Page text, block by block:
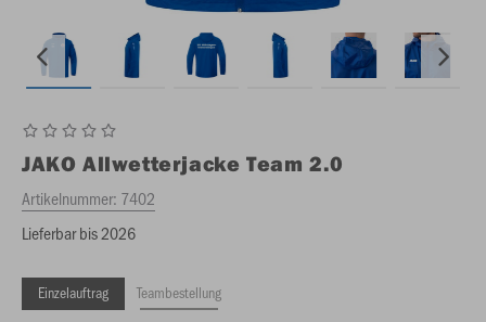
JAKO Allwetterjacke Team 2.0
Artikelnummer: 7402
Lieferbar bis 2026
Einzelauftrag Teambestellung